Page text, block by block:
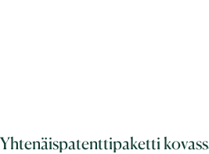
Yhtenäispatenttipaketti